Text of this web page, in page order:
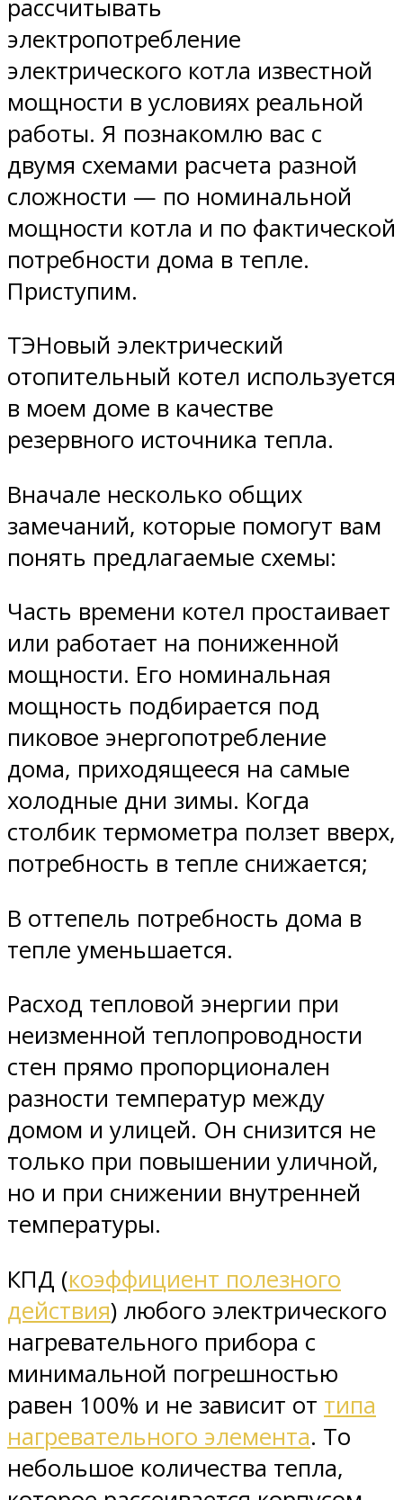
рассчитывать
электропотребление
электрического котла известной
мощности в условиях реальной
работы. Я познакомлю вас с
двумя схемами расчета разной
сложности — по номинальной
мощности котла и по фактической
потребности дома в тепле.
Приступим.
ТЭНовый электрический
отопительный котел используется
в моем доме в качестве
резервного источника тепла.
Вначале несколько общих
замечаний, которые помогут вам
понять предлагаемые схемы:
Часть времени котел простаивает
или работает на пониженной
мощности. Его номинальная
мощность подбирается под
пиковое энергопотребление
дома, приходящееся на самые
холодные дни зимы. Когда
столбик термометра ползет вверх,
потребность в тепле снижается;
В оттепель потребность дома в
тепле уменьшается.
Расход тепловой энергии при
неизменной теплопроводности
стен прямо пропорционален
разности температур между
домом и улицей. Он снизится не
только при повышении уличной,
но и при снижении внутренней
температуры.
КПД (коэффициент полезного
действия) любого электрического
нагревательного прибора с
минимальной погрешностью
равен 100% и не зависит от типа
нагревательного элемента. То
небольшое количества тепла,